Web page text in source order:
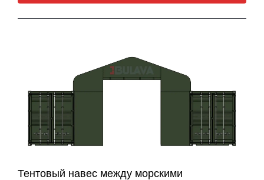
Тентовый навес между морскими